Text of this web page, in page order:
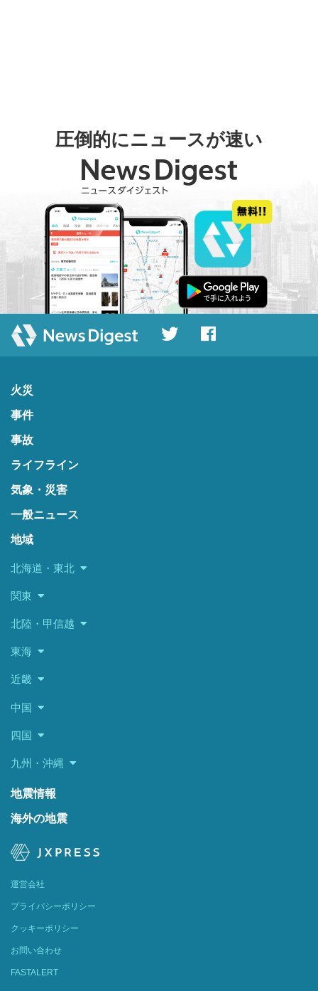
圧倒的にニュースが速い
火災
事件
事故
ライフライン
気象・災害
一般ニュース
地域
北海道・東北
関東
北陸・甲信越
東海
近畿
中国
四国
九州・沖縄
地震情報
海外の地震
運営会社
プライバシーポリシー
クッキーポリシー
お問い合わせ
FASTALERT